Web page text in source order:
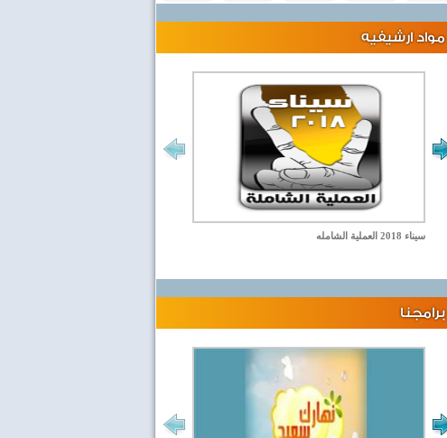
مواد ارشيفيه
سيناء 2018 العملية الشامله
برامجنا